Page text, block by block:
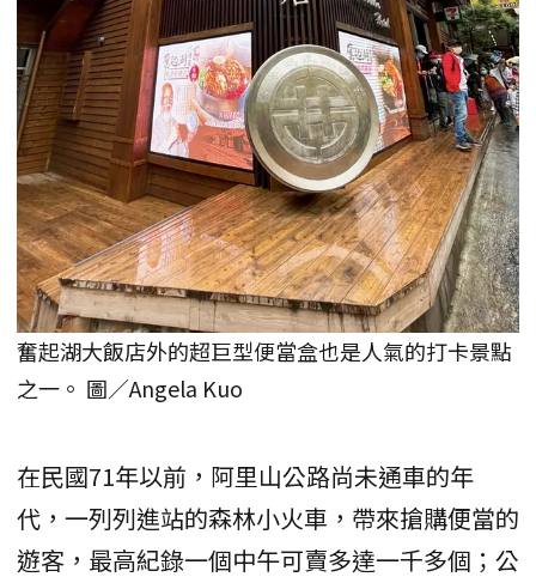
奮起湖大飯店外的超巨型便當盒也是人氣的打卡景點
之一。 圖／Angela Kuo
在民國71年以前，阿里山公路尚未通車的年
代，一列列進站的森林小火車，帶來搶購便當的
遊客，最高紀錄一個中午可賣多達一千多個；公